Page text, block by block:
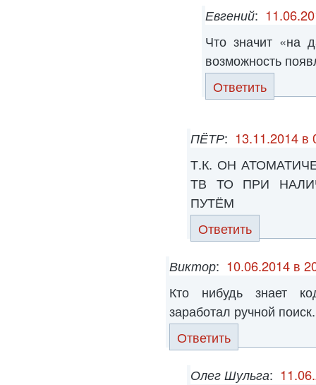
Евгений:
Что значит «на
возможность
Ответить
ПЁТР: 13.11.2014 в
Т.К. ОН
ТВ ТО ПРИ
ПУТЁМ
Ответить
Виктор: 10.06.2014 в
Кто нибудь знает
заработал ручной поиск.
Ответить
Олег Шульга: